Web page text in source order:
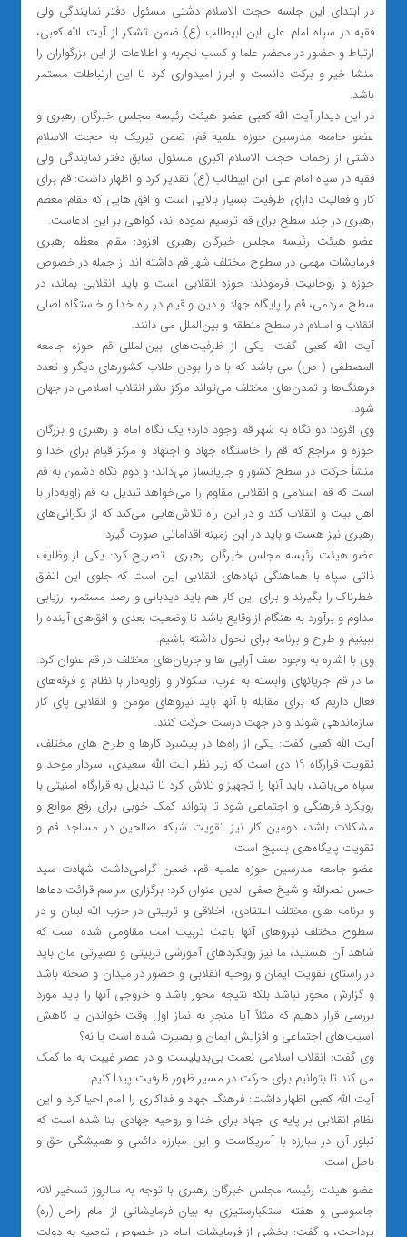
در ابتدای این جلسه حجت الاسلام دشتی مسئول دفتر نمایندگی ولی
فقیه در سپاه امام علی ابن ابیطالب (ع) ضمن تشکر از آیت الله کعبی،
ارتباط و حضور در محضر علما و کسب تجربه و اطلاعات از این بزرگواران را
منشا خیر و برکت دانست و ابراز امیدواری کرد تا این ارتباطات مستمر
باشد.
در این دیدار آیت الله کعبی عضو هیئت رئیسه مجلس خبرگان رهبری و
عضو جامعه مدرسین حوزه علمیه قم، ضمن تبریک به حجت الاسلام
دشتی از زحمات حجت الاسلام اکبری مسئول سابق دفتر نمایندگی ولی
فقیه در سپاه امام علی ابن ابیطالب (ع) تقدیر کرد و اظهار داشت: قم برای
کار و فعالیت دارای ظرفیت بسیار بالایی است و افق هایی که مقام معظم
رهبری در چند سطح برای قم ترسیم نموده اند، گواهی بر این ادعاست.
عضو هیئت رئیسه مجلس خبرگان رهبری افزود: مقام معظم رهبری
فرمایشات مهمی در سطوح مختلف شهر قم داشته اند از جمله در خصوص
حوزه و روحانیت فرمودند: حوزه انقلابی است و باید انقلابی بماند، در
سطح مردمی، قم را پایگاه جهاد و دین و قیام در راه خدا و خاستگاه اصلی
انقلاب و اسلام در سطح منطقه و بین‌الملل می دانند.
آیت الله کعبی گفت: یکی از ظرفیت‌های بین‌المللی قم حوزه جامعه
المصطفی ( ص) می باشد که با دارا بودن طلاب کشورهای دیگر و تعدد
فرهنگ‌ها و تمدن‌های مختلف می‌تواند مرکز نشر انقلاب اسلامی در جهان
شود.
وی افزود: دو نگاه به شهر قم وجود دارد؛ یک نگاه امام و رهبری و بزرگان
حوزه و مراجع که قم را خاستگاه جهاد و اجتهاد و مرکز قیام برای خدا و
منشأ حرکت در سطح کشور و جریانساز می‌داند؛ و دوم نگاه دشمن به قم
است که قم اسلامی و انقلابی مقاوم را می‌خواهد تبدیل به قم زاویه‌دار با
اهل بیت و انقلاب کند و در این راه تلاش‌هایی می‌کند که از نگرانی‌های
رهبری نیز هست و باید در این زمینه اقداماتی صورت گیرد.
عضو هیئت رئیسه مجلس خبرگان رهبری تصریح کرد: یکی از وظایف
ذاتی سپاه با هماهنگی نهادهای انقلابی این است که جلوی این اتفاق
خطرناک را بگیرند و برای این کار هم باید دیدبانی و رصد مستمر، ارزیابی
مداوم و برآورد به هنگام از وقایع باشد تا وضعیت بعدی و افق‌های آینده را
ببینیم و طرح و برنامه برای تحول داشته باشیم.
وی با اشاره به وجود صف آرایی ها و جریان‌های مختلف در قم عنوان کرد:
ما در قم جریانهای وابسته به غرب، سکولار و زاویه‌دار با نظام و فرقه‌های
فعال داریم که برای مقابله با آنها باید نیروهای مومن و انقلابی پای کار
سازماندهی شوند و در جهت درست حرکت کنند.
آیت الله کعبی گفت: یکی از راه‌ها در پیشبرد کارها و طرح های مختلف،
تقویت قرارگاه ۱۹ دی است که زیر نظر آیت الله سعیدی،‌ سردار موحد و
سپاه می‌باشد، باید آنها را تجهیز و تلاش کرد تا تبدیل به قرارگاه امنیتی با
رویکرد فرهنگی و اجتماعی شود تا بتواند کمک خوبی برای رفع موانع و
مشکلات باشد، دومین کار نیز تقویت شبکه صالحین در مساجد قم و
تقویت پایگاه‌های بسیج است.
عضو جامعه مدرسین حوزه علمیه قم، ضمن گرامی‌داشت شهادت سید
حسن نصرالله و شیخ صفی الدین عنوان کرد: برگزاری مراسم قرائت دعاها
و برنامه های مختلف اعتقادی، اخلاقی و تربیتی در حزب الله لبنان و در
سطوح مختلف نیروهای آنها باعث تربیت امت مقاومی شده است که
شاهد آن هستید، ما نیز رویکردهای آموزشی تربیتی و بصیرتی مان باید
در راستای تقویت ایمان و روحیه انقلابی و حضور در میدان و صحنه باشد
و گزارش محور نباشد بلکه نتیجه محور باشد و خروجی آنها را باید مورد
بررسی قرار دهیم که مثلاً آیا منجر به نماز اول وقت خواندن یا کاهش
آسیب‌های اجتماعی و افزایش ایمان و بصیرت شده است یا نه؟
وی گفت: انقلاب اسلامی نعمت بی‌بدیلیست و در عصر غیبت به ما کمک
می کند تا بتوانیم برای حرکت در مسیر ظهور ظرفیت پیدا کنیم.
آیت الله کعبی اظهار داشت: فرهنگ جهاد و فداکاری را امام احیا کرد و این
نظام انقلابی بر پایه ی جهاد برای خدا و روحیه جهادی بنا شده است که
تبلور آن در مبارزه با آمریکاست و این مبارزه دائمی و همیشگی حق و
باطل است.
عضو هیئت رئیسه مجلس خبرگان رهبری با توجه به سالروز تسخیر لانه
جاسوسی و هفته استکبارستیزی به بیان فرمایشاتی از امام راحل (ره)
پرداخت، و گفت: بخشی از فرمایشات امام در خصوص توصیه به دولت